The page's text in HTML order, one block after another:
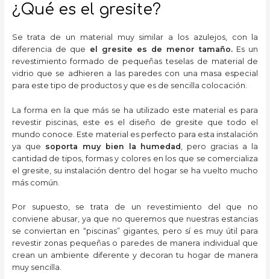
¿Qué es el gresite?
Se trata de un material muy similar a los azulejos, con la
diferencia de que el gresite es de menor tamaño. Es un
revestimiento formado de pequeñas teselas de material de
vidrio que se adhieren a las paredes con una masa especial
para este tipo de productos y que es de sencilla colocación.
La forma en la que más se ha utilizado este material es para
revestir piscinas, este es el diseño de gresite que todo el
mundo conoce. Este material es perfecto para esta instalación
ya que soporta muy bien la humedad
, pero gracias a la
cantidad de tipos, formas y colores en los que se comercializa
el gresite, su instalación dentro del hogar se ha vuelto mucho
más común.
Por supuesto, se trata de un revestimiento del que no
conviene abusar, ya que no queremos que nuestras estancias
se conviertan en “piscinas” gigantes, pero sí es muy útil para
revestir zonas pequeñas o paredes de manera individual que
crean un ambiente diferente y decoran tu hogar de manera
muy sencilla.